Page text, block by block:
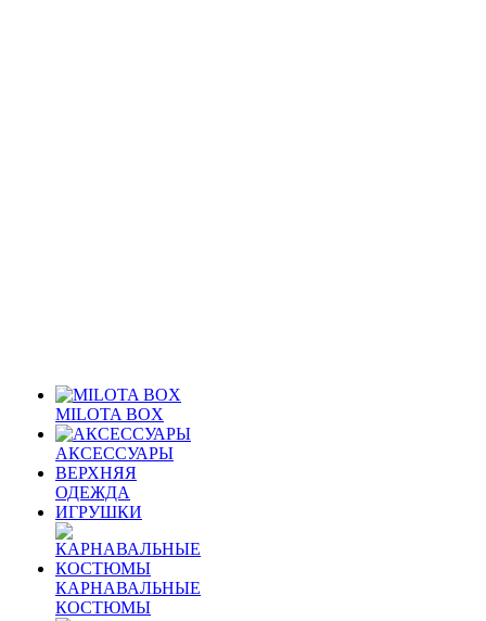
MILOTA BOX
АКСЕССУАРЫ
ВЕРХНЯЯ
ОДЕЖДА
ИГРУШКИ
КАРНАВАЛЬНЫЕ
КОСТЮМЫ